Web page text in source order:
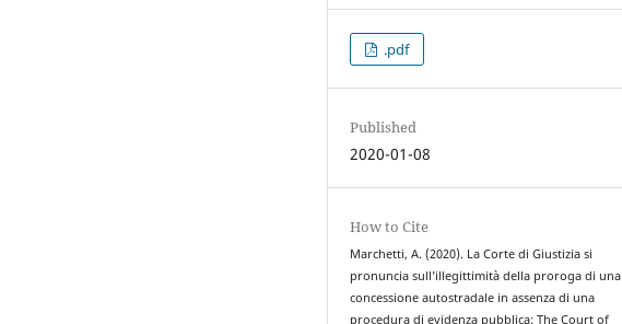
.pdf
Published
2020-01-08
How to Cite
Marchetti, A. (2020). La Corte di Giustizia si
pronuncia sull’illegittimità della proroga di una
concessione autostradale in assenza di una
procedura di evidenza pubblica: The Court of